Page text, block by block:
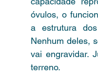
óvulos, o
a estrutura
Nenhum deles,
vai engravidar.
terreno.